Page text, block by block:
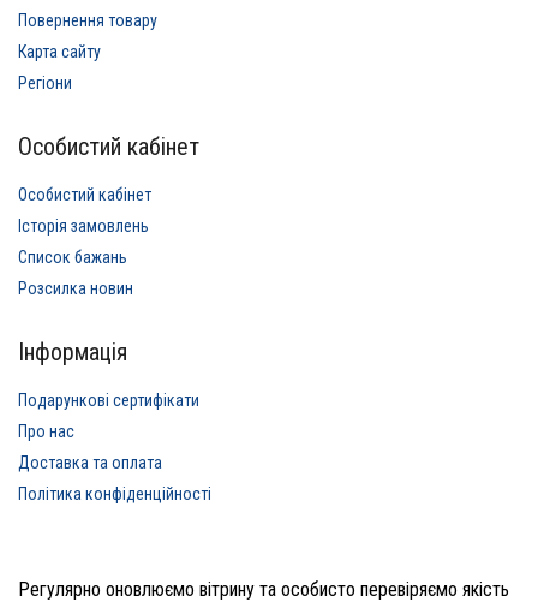
Повернення товару
Карта сайту
Регіони
Особистий кабінет
Особистий кабінет
Історія замовлень
Список бажань
Розсилка новин
Інформація
Подарункові сертифікати
Про нас
Доставка та оплата
Політика конфіденційності
Регулярно оновлюємо вітрину та особисто перевіряємо якість